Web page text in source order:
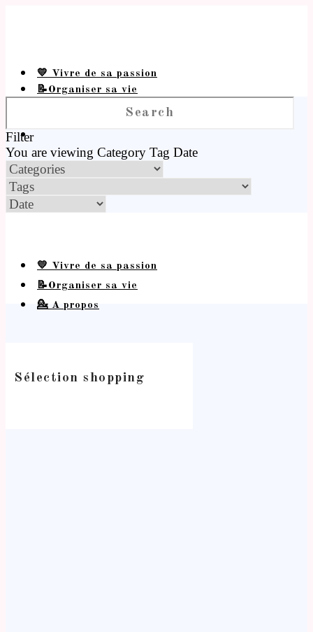
💛 Vivre de sa passion
📝Organiser sa vie
Filter
You are viewing Category Tag Date
💛 Vivre de sa passion
📝Organiser sa vie
💁 A propos
Sélection shopping